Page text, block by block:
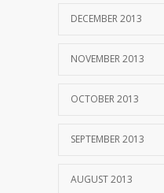
DECEMBER 2013
NOVEMBER 2013
OCTOBER 2013
SEPTEMBER 2013
AUGUST 2013